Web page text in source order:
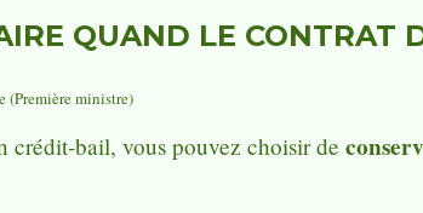
QUAND LE CONTRAT
(Première ministre)
bail, vous pouvez choisir de